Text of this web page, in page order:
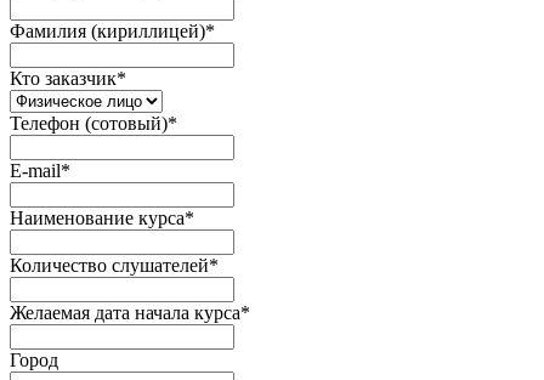
Фамилия (кириллицей)*
Кто заказчик*
Телефон (сотовый)*
E-mail*
Наименование курса*
Количество слушателей*
Желаемая дата начала курса*
Город